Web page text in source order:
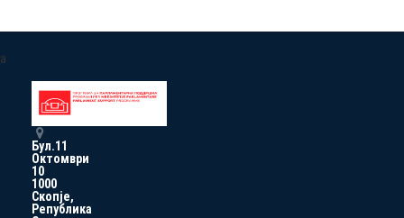
a
Бул.11
Октомври
10
1000
Скопје,
Република